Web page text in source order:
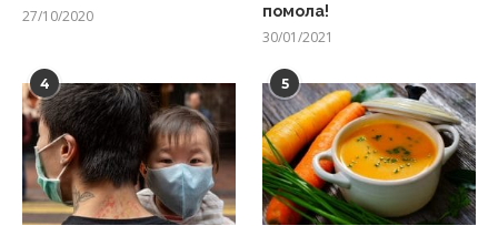
27/10/2020
помола!
30/01/2021
4 5